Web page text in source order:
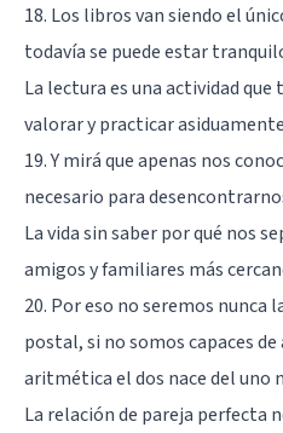
18. Los libros van siendo el
todavía se puede estar
La lectura es una actividad
valorar y practicar
19. Y mirá que apenas nos
necesario para
La vida sin saber por qué nos
amigos y familiares más
20. Por eso no seremos
postal, si no somos capaces
aritmética el dos nace del uno
La relación de pareja perfecta